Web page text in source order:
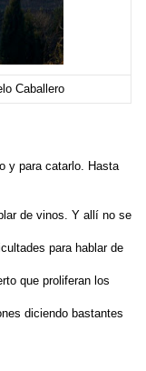
Caballero
y para catarlo. Hasta
de vinos. Y allí no se
para hablar de
que proliferan los
diciendo bastantes